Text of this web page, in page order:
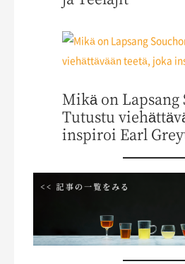
Mikä on Lapsang
Tutustu
inspiroi Earl